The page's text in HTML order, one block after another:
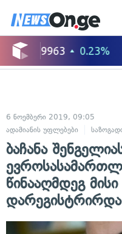
6 ნოემბერი 2019, 09:05
ადამიანის უფლებები
ბაჩანა
წინააღმდეგ
დარეგისტრირდა